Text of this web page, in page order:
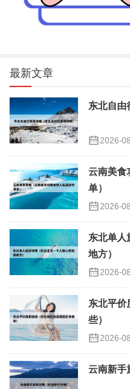
最新文章
东北自由
2026-
云南美食
单）
2026-
东北单人
地方）
2026-
东北平价
些）
2026-
云南新手